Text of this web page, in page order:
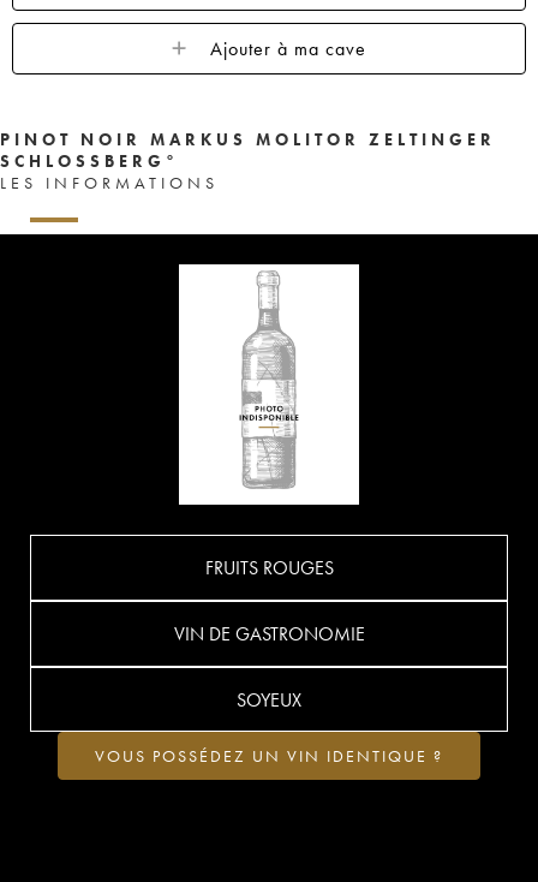
Ajouter à ma cave
PINOT NOIR MARKUS MOLITOR ZELTINGER
SCHLOSSBERG°
LES INFORMATIONS
FRUITS ROUGES
VIN DE GASTRONOMIE
SOYEUX
VOUS POSSÉDEZ UN VIN IDENTIQUE ?